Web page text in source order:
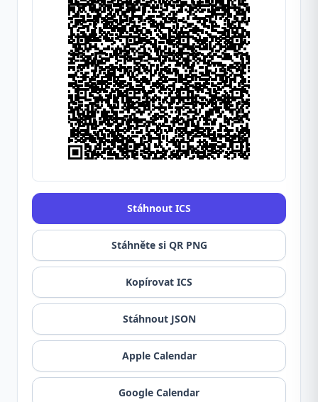
Stáhnout ICS
Stáhněte si QR PNG
Kopírovat ICS
Stáhnout JSON
Apple Calendar
Google Calendar